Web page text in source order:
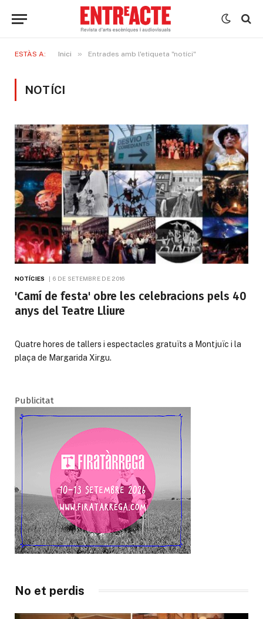
ESTÀS A: Inici » Entrades amb l'etiqueta "notíci"
NOTÍCI
NOTÍCIES 6 DE SETEMBRE DE 2016
'Camí de festa' obre les celebracions pels 40
anys del Teatre Lliure
Quatre hores de tallers i espectacles gratuïts a Montjuïc i la
plaça de Margarida Xirgu.
Publicitat
No et perdis